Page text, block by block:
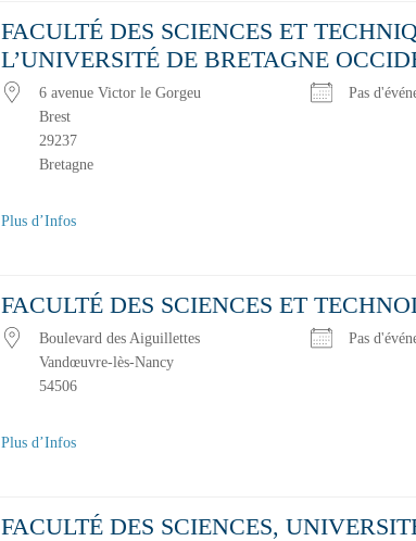
FACULTÉ DES SCIENCES ET
L’UNIVERSITÉ DE BRETAGNE
6 avenue Victor le Gorgeu
Brest
29237
Bretagne
Pas
Plus d’Infos
FACULTÉ DES SCIENCES ET
Boulevard des Aiguillettes
Vandœuvre-lès-Nancy
54506
Pas
Plus d’Infos
FACULTÉ DES SCIENCES,